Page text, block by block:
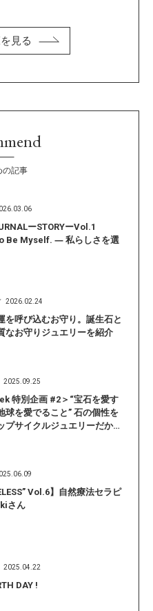
見る
の記事
ーSTORYーVol.1
Be Myself. ― 私らしさを選
2026.02.24
を呼び込むお守り。誕生石と
なお守りジュエリーを紹介
2025.09.25
特別企画 #2＞“宝石を愛す
球を愛でること” 石の個性を
プサイクルジュエリーだから
Vol.6】自然療法セラピ
さん
2025.04.22
DAY !